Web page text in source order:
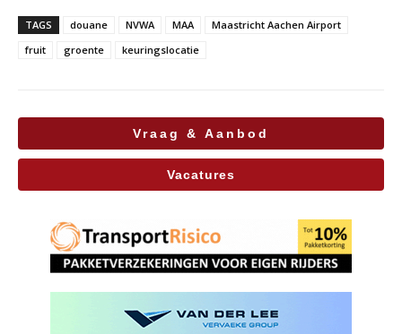
TAGS douane NVWA MAA
Maastricht Aachen Airport
fruit
groente keuringslocatie
Vraag & Aanbod
Vacatures